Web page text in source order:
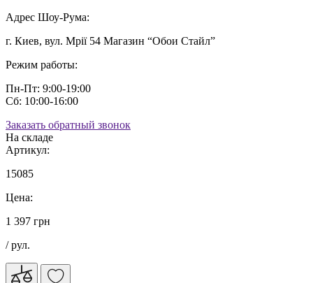
Адрес Шоу-Рума:
г. Киев, вул. Мрії 54 Магазин “Обои Стайл”
Режим работы:
Пн-Пт: 9:00-19:00
Сб: 10:00-16:00
Заказать обратный звонок
На складе
Артикул:
15085
Цена:
1 397 грн
/ рул.